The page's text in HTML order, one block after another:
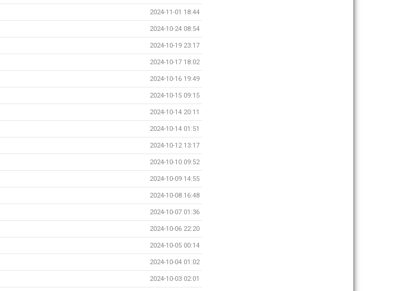
2024-11-01 18:44
2024-10-24 08:54
2024-10-19 23:17
2024-10-17 18:02
2024-10-16 19:49
2024-10-15 09:15
2024-10-14 20:11
2024-10-14 01:51
2024-10-12 13:17
2024-10-10 09:52
2024-10-09 14:55
2024-10-08 16:48
2024-10-07 01:36
2024-10-06 22:20
2024-10-05 00:14
2024-10-04 01:02
2024-10-03 02:01